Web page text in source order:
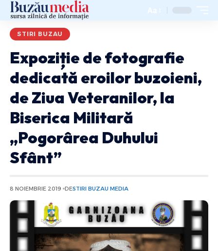
Aa
STIRI BUZAU
Expoziție de fotografie
dedicată eroilor buzoieni,
de Ziua Veteranilor, la
Biserica Militară
„Pogorârea Duhului
Sfânt”
8 NOIEMBRIE 2019 DESTIRI BUZAU MEDIA